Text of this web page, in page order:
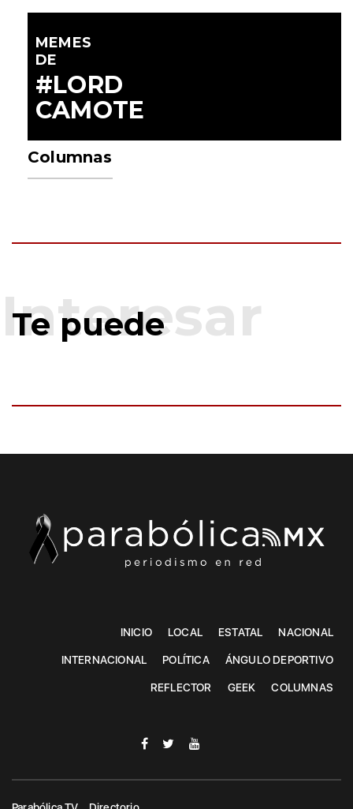
MEMES
DE
#LORD
CAMOTE
Columnas
Te puede
INICIO LOCAL ESTATAL NACIONAL
INTERNACIONAL POLÍTICA ÁNGULO DEPORTIVO
REFLECTOR GEEK COLUMNAS